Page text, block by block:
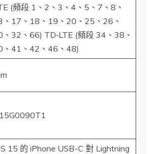
(頻段 1、2、3、4、5、7、8、
、17、18、19、20、25、26、
32、66) TD‑LTE (頻段 34、38、
、41、42、46、48)
15 的 iPhone USB-C 對 Lightning